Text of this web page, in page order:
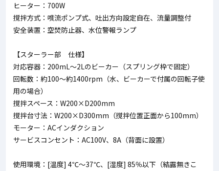
ヒーター：700W
撹拌方式：噴流ポンプ式、吐出方向設定自在、流量調整付
安全装置：空焚防止器、水位警報ランプ
【スターラー部 仕様】
対応容器：200mL～2Lのビーカー（スプリング枠で固定）
回転数：約100～約1400rpm（水、ビーカーで付属の回転子使
用の場合）
撹拌スペース：W200×D200mm
撹拌台寸法：W200×D300mm（撹拌位置正面から100mm）
モーター：ACインダクション
サービスコンセント：AC100V、8A（背面に設置）
使用環境：[温度] 4℃～37℃、[湿度] 85％以下（結露無きこ